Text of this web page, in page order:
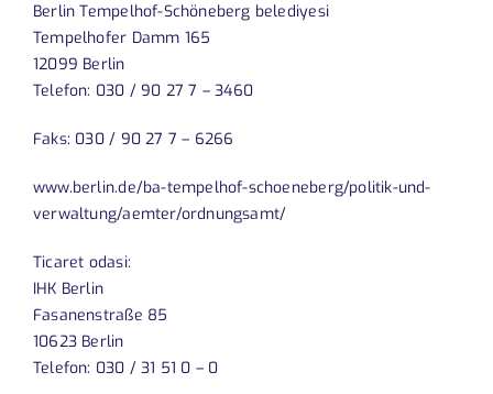
Berlin Tempelhof-Schöneberg belediyesi
Tempelhofer Damm 165
12099 Berlin
Telefon: 030 / 90 27 7 – 3460
Faks: 030 / 90 27 7 – 6266
www.berlin.de/ba-tempelhof-schoeneberg/politik-und-
verwaltung/aemter/ordnungsamt/
Ticaret odasi:
IHK Berlin
Fasanenstraße 85
10623 Berlin
Telefon: 030 / 31 51 0 – 0